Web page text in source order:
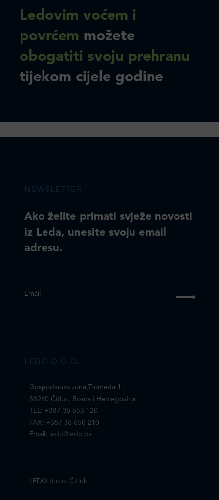
Ledovim voćem i
povrćem možete
obogatiti svoju prehranu
tijekom cijele godine
NEWSLETTER
Ako želite primati svježe novosti
iz Leda, unesite svoju email
adresu.
Email
LEDO D.O.O.
Gospodarska zona,Tromeđa 1 ,
88260 Čitluk, Bosna i Hercegovina
TEL: +387 36 653 120
FAX: +387 36 650 210
Email:
ledo@ledo.ba
LEDO d.o.o. Čitluk